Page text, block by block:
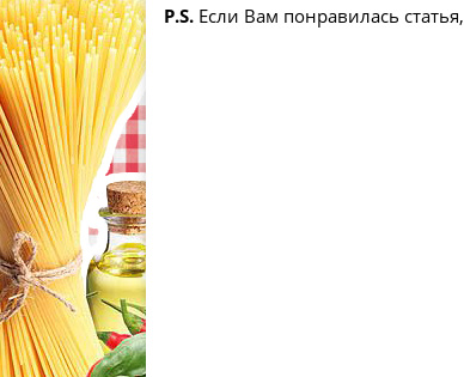
P.S. Если Вам понравилась статья,